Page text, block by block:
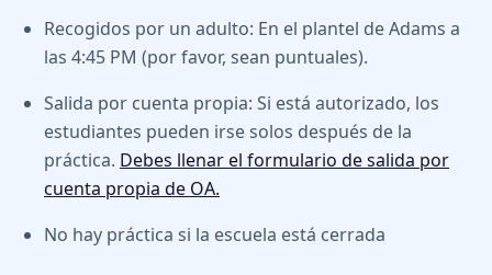
Recogidos por un adulto: En el plantel de Adams a
las 4:45 PM (por favor, sean puntuales).
Salida por cuenta propia: Si está autorizado, los
estudiantes pueden irse solos después de la
práctica. Debes llenar el formulario de salida por
cuenta propia de OA.
No hay práctica si la escuela está cerrada